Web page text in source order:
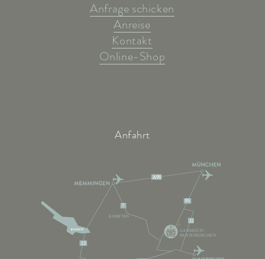
Anfrage schicken
Anreise
Kontakt
Online-Shop
Anfahrt
A96
95
11
7
13
KEMPTEN
GARMISCH-
PARTENKIRCHEN